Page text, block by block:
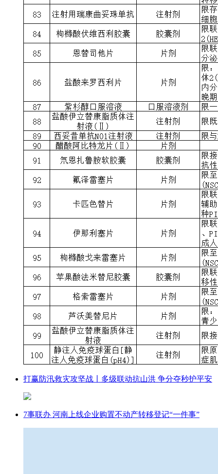
打赢防汛救灾攻坚战丨多级联动抗山洪 争分夺秒护平安
7事联办 河南上线企业购置不动产转移登记“一件事”